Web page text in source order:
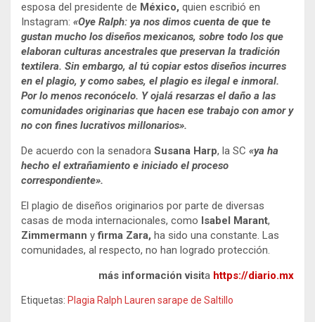
esposa del presidente de México, quien escribió en
Instagram: «Oye Ralph: ya nos dimos cuenta de que te
gustan mucho los diseños mexicanos, sobre todo los que
elaboran culturas ancestrales que preservan la tradición
textilera. Sin embargo, al tú copiar estos diseños incurres
en el plagio, y como sabes, el plagio es ilegal e inmoral.
Por lo menos reconócelo. Y ojalá resarzas el daño a las
comunidades originarias que hacen ese trabajo con amor y
no con fines lucrativos millonarios».
De acuerdo con la senadora Susana Harp, la SC «ya ha
hecho el extrañamiento e iniciado el proceso
correspondiente».
El plagio de diseños originarios por parte de diversas
casas de moda internacionales, como Isabel Marant,
Zimmermann yfirma Zara, ha sido una constante. Las
comunidades, al respecto, no han logrado protección.
más información visita https://diario.mx
Etiquetas: Plagia Ralph Lauren sarape de Saltillo